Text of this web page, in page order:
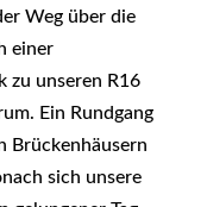
Weg über die
einer
zu unseren R16
Ein Rundgang
Brückenhäusern
sich unsere